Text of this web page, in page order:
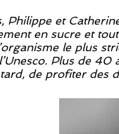
Philippe et
en sucre et
le plus
Plus de 40
tard, de profiter des